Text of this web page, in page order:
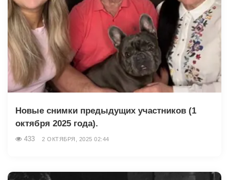
Новые снимки предыдущих участников (1
октября 2025 года).
433 2 ОКТЯБРЯ, 2025 02:44